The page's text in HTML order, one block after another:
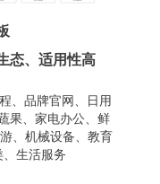
态、适用性高
、品牌官网、日用
果、家电办公、鲜
、机械设备、教育
生活服务